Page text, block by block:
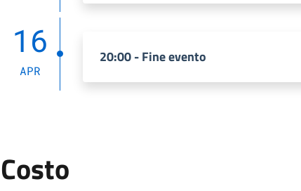
16
APR
20:00 - Fine evento
Costo